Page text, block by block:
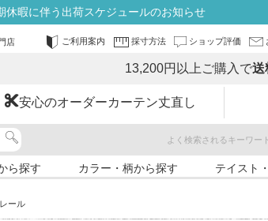
休暇に伴う出荷スケジュールのお知らせ
店 ご利用案内 採寸方法 ショップ評価
13,200円以上ご購入で送
安心のオーダーカーテン丈直し
よく検索されるキーワー
ら探す カラー・柄から探す テイスト
レール